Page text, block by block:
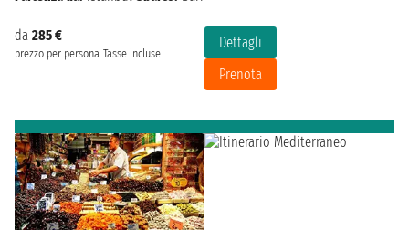
da 285 €
prezzo per persona Tasse incluse
Dettagli
Prenota